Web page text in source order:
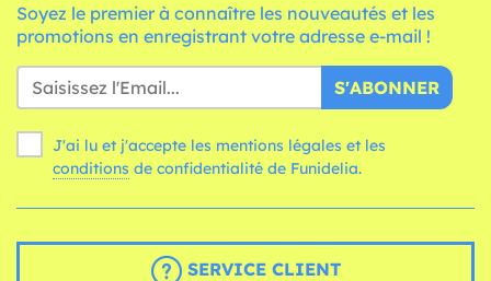
Soyez le premier à connaître les nouveautés et les
promotions en enregistrant votre adresse e-mail !
S'ABONNER
J'ai lu et j'accepte les mentions légales et les
conditions de confidentialité de Funidelia.
SERVICE CLIENT